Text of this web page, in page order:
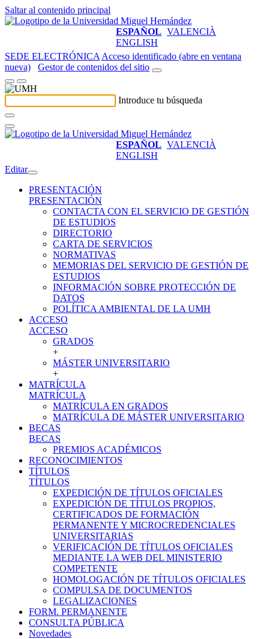
Saltar al contenido principal
ESPAÑOL VALENCIÀ
ENGLISH
SEDE ELECTRÓNICA Acceso identificado (abre en ventana
nueva)
Gestor de contenidos del sitio
Introduce tu búsqueda
ESPAÑOL VALENCIÀ
ENGLISH
Editar
PRESENTACIÓN
PRESENTACIÓN
CONTACTA CON EL SERVICIO DE GESTIÓN
DE ESTUDIOS
DIRECTORIO
CARTA DE SERVICIOS
NORMATIVAS
MEMORIAS DEL SERVICIO DE GESTIÓN DE
ESTUDIOS
INFORMACIÓN SOBRE PROTECCIÓN DE
DATOS
POLÍTICA AMBIENTAL DE LA UMH
ACCESO
ACCESO
GRADOS
+
MÁSTER UNIVERSITARIO
+
MATRÍCULA
MATRÍCULA
MATRÍCULA EN GRADOS
MATRÍCULA DE MÁSTER UNIVERSITARIO
BECAS
BECAS
PREMIOS ACADÉMICOS
RECONOCIMIENTOS
TÍTULOS
TÍTULOS
EXPEDICIÓN DE TÍTULOS OFICIALES
EXPEDICIÓN DE TÍTULOS PROPIOS,
CERTIFICADOS DE FORMACIÓN
PERMANENTE Y MICROCREDENCIALES
UNIVERSITARIAS
VERIFICACIÓN DE TÍTULOS OFICIALES
MEDIANTE LA WEB DEL MINISTERIO
COMPETENTE
HOMOLOGACIÓN DE TÍTULOS OFICIALES
COMPULSA DE DOCUMENTOS
LEGALIZACIONES
FORM. PERMANENTE
CONSULTA PÚBLICA
Novedades